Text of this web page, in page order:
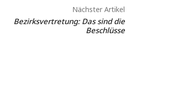
Nächster Artikel
Bezirksvertretung: Das sind die
Beschlüsse